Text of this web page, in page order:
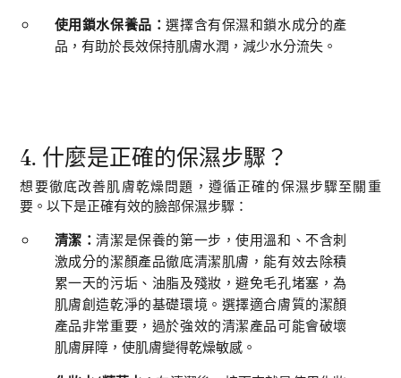
使用鎖水保養品：選擇含有保濕和鎖水成分的產
品，有助於長效保持肌膚水潤，減少水分流失。
4. 什麼是正確的保濕步驟？
想要徹底改善肌膚乾燥問題，遵循正確的保濕步驟至關重
要。以下是正確有效的臉部保濕步驟：
清潔：清潔是保養的第一步，使用溫和、不含刺
激成分的潔顏產品徹底清潔肌膚，能有效去除積
累一天的污垢、油脂及殘妝，避免毛孔堵塞，為
肌膚創造乾淨的基礎環境。選擇適合膚質的潔顏
產品非常重要，過於強效的清潔產品可能會破壞
肌膚屏障，使肌膚變得乾燥敏感。